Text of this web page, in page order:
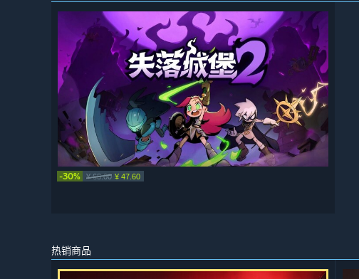
-30% ¥ 68.00 ¥ 47.60
热销商品